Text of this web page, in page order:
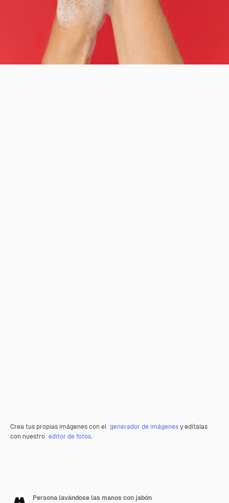
Crea tus propias imágenes con el generador de imágenesy edítalas
con nuestro editor de fotos.
Persona lavándose las manos con jabón